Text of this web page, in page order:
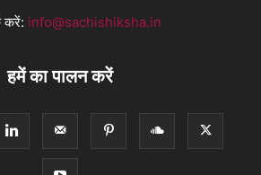
करें: info@sachishiksha.in
हमें का पालन करें